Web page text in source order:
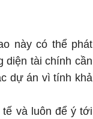
này có thể phát
diện tài chính cần
dự án vì tính khả
và luôn để ý tới